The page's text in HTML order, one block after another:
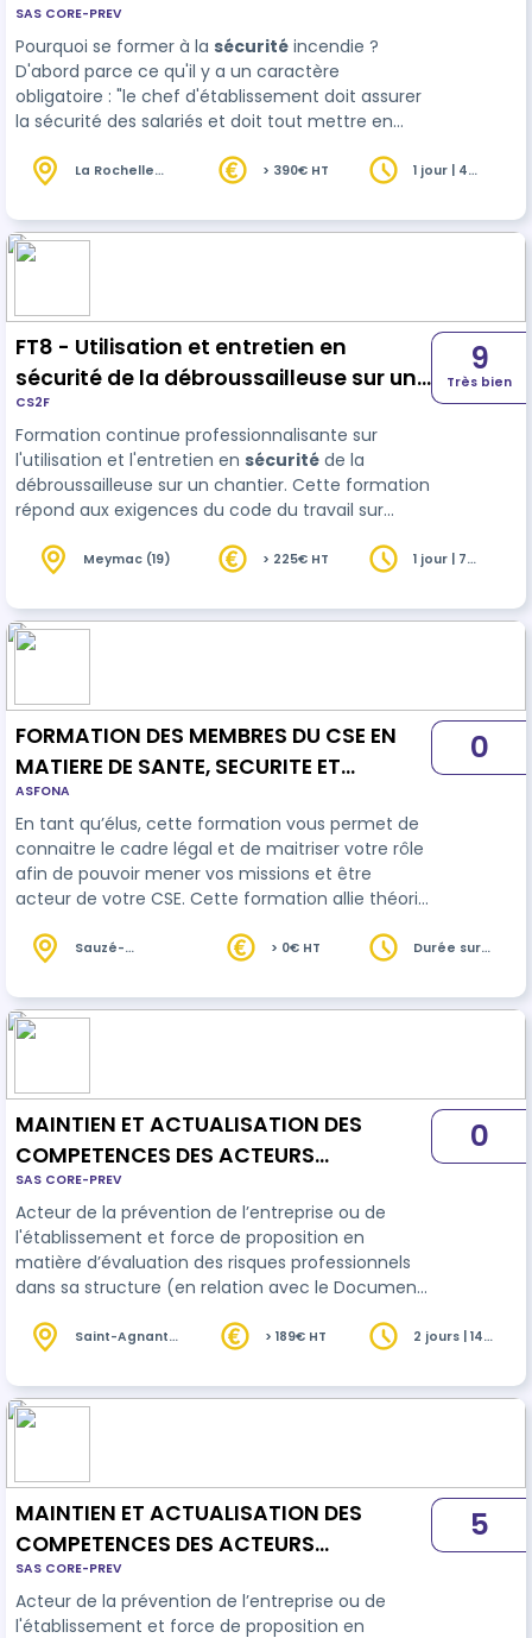
SAS CORE-PREV
Pourquoi se former à la sécurité incendie ?
D'abord parce ce qu'il y a un caractère
obligatoire : "le chef d'établissement doit assurer
la sécurité des salariés et doit tout mettre en
d'incendie" (Code du travail). D'autre part, parce
La Rochelle
> 390€ HT
1 jour | 4
FT8 - Utilisation et entretien en
sécurité de la débroussailleuse sur un
chantier
CS2F
Formation continue professionnalisante sur
l'utilisation et l'entretien en sécurité de la
débroussailleuse sur un chantier. Cette formation
répond aux exigences du code du travail sur
exigences du code du travail sur l’information et
9
Très bien
Meymac (19) > 225€ HT
1 jour | 7
FORMATION DES MEMBRES DU CSE EN
MATIERE DE SANTE, SECURITE ET
CONDITIONS DE TRAVAIL EFFECTUANT
UN PREMIER MANDAT– 5 jours
ASFONA
En tant qu’élus, cette formation vous permet de
connaitre le cadre légal et de maitriser votre rôle
afin de pouvoir mener vos missions et être
acteur de votre CSE. Cette formation allie théorie
et agroalimentaire
0
Sauzé-
> 0€ HT
Durée sur
MAINTIEN ET ACTUALISATION DES
COMPETENCES DES ACTEURS
PRÉVENTION DES RISQUES LIÉS À
L'ACTIVITÉS PHYSIQUE - SANITAIRE ET
MÉDICO-SOCIAL
SAS CORE-PREV
Acteur de la prévention de l’entreprise ou de
l'établissement et force de proposition en
matière d’évaluation des risques professionnels
dans sa structure (en relation avec le Document
observe, décrit, analyse sa situation de travail et
0
Saint-Agnant
> 189€ HT
2 jours | 14
MAINTIEN ET ACTUALISATION DES
COMPETENCES DES ACTEURS
PRÉVENTION DES RISQUES LIÉS À
L'ACTIVITÉS PHYSIQUE (MAC PRAP-IBC)
SAS CORE-PREV
Acteur de la prévention de l’entreprise ou de
l'établissement et force de proposition en
5